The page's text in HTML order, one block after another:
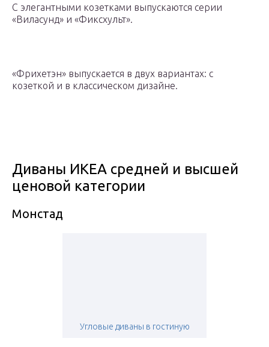
С элегантными козетками выпускаются серии
«Виласунд» и «Фиксхульт».
«Фрихетэн» выпускается в двух вариантах: с
козеткой и в классическом дизайне.
Диваны ИКЕА средней и высшей
ценовой категории
Монстад
Угловые диваны в гостиную